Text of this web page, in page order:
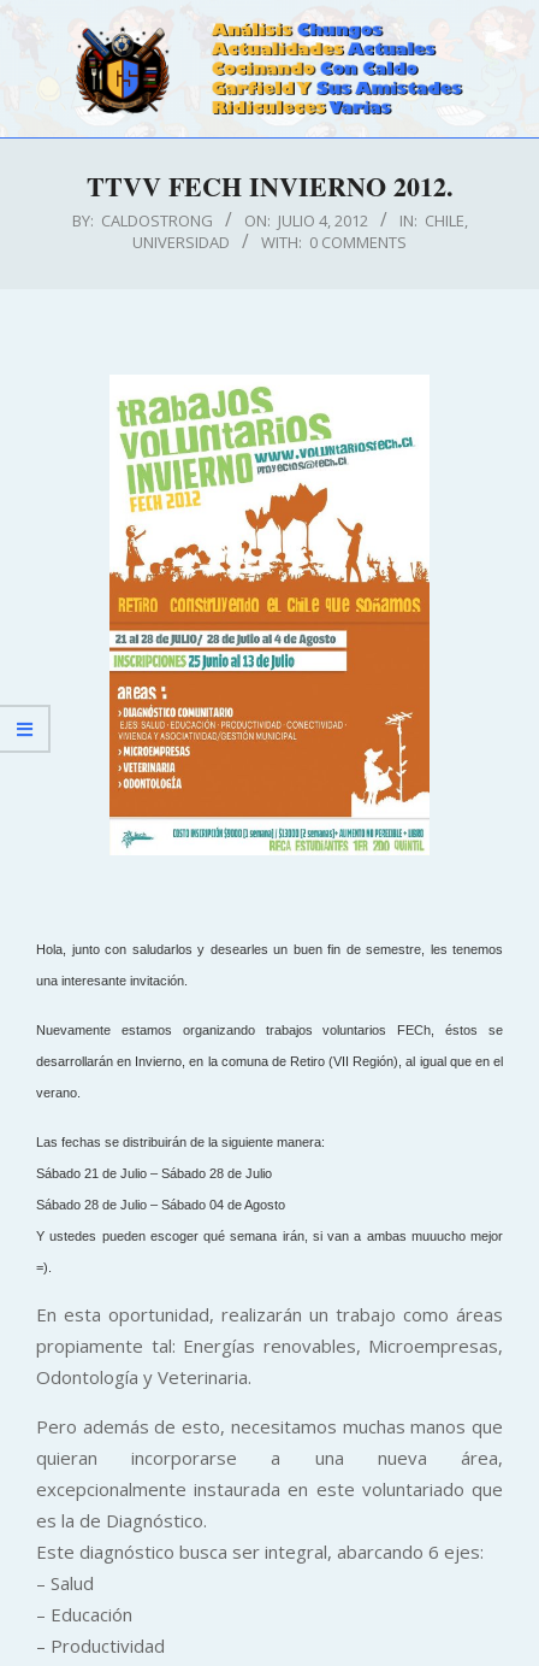
CALDOSTRONG.COM
TTVV FECH INVIERNO 2012.
BY: CALDOSTRONG ON: JULIO 4, 2012 IN: CHILE
UNIVERSIDAD
WITH: 0 COMMENTS
Hola, junto con saludarlos y desearles un buen fin de semestre, les tenemos
una interesante invitación.
Nuevamente estamos organizando trabajos voluntarios FECh, éstos se
desarrollarán en Invierno, en la comuna de Retiro (VII Región), al igual que en el
verano.
Las fechas se distribuirán de la siguiente manera:
Sábado 21 de Julio – Sábado 28 de Julio
Sábado 28 de Julio – Sábado 04 de Agosto
Y ustedes pueden escoger qué semana irán, si van a ambas muuucho mejor
=).
En esta oportunidad, realizarán un trabajo como áreas
propiamente tal: Energías renovables, Microempresas,
Odontología y Veterinaria.
Pero además de esto, necesitamos muchas manos que
quieran incorporarse a una nueva área,
excepcionalmente instaurada en este voluntariado que
es la de Diagnóstico.
Este diagnóstico busca ser integral, abarcando 6 ejes:
– Salud
– Educación
– Productividad